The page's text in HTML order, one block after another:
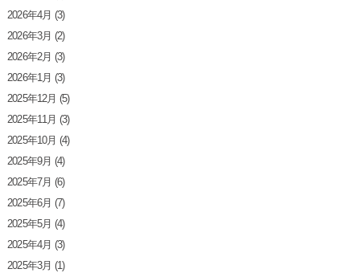
2026年4月 (3)
2026年3月 (2)
2026年2月 (3)
2026年1月 (3)
2025年12月 (5)
2025年11月 (3)
2025年10月 (4)
2025年9月 (4)
2025年7月 (6)
2025年6月 (7)
2025年5月 (4)
2025年4月 (3)
2025年3月 (1)